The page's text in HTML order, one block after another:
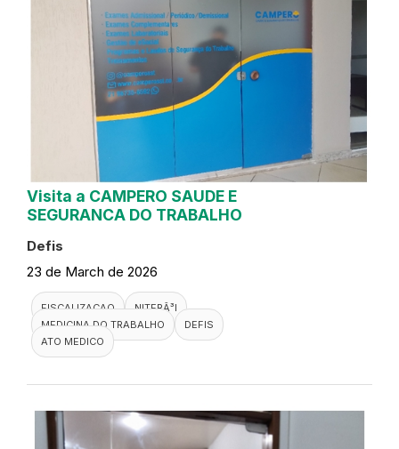
Visita a CAMPERO SAUDE E
SEGURANCA DO TRABALHO
Defis
23 de March de 2026
FISCALIZACAO
NITERÃ³I
MEDICINA DO TRABALHO
DEFIS
ATO MEDICO